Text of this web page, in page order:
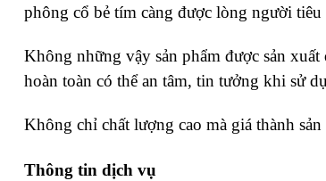
phông cổ bẻ tím càng được lòng người tiêu
Không những vậy sản phẩm được sản
hoàn toàn có thể an tâm, tin tưởng khi sử
Không chỉ chất lượng cao mà giá thành
Thông tin dịch vụ